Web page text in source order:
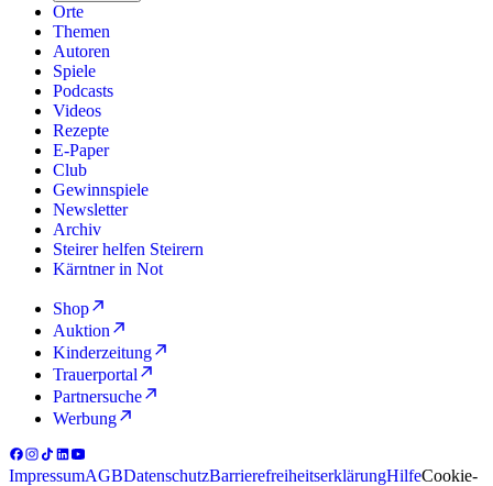
Orte
Themen
Autoren
Spiele
Podcasts
Videos
Rezepte
E-Paper
Club
Gewinnspiele
Newsletter
Archiv
Steirer helfen Steirern
Kärntner in Not
Shop
Auktion
Kinderzeitung
Trauerportal
Partnersuche
Werbung
ImpressumAGBDatenschutzBarrierefreiheitserklärungHilfeCookie-